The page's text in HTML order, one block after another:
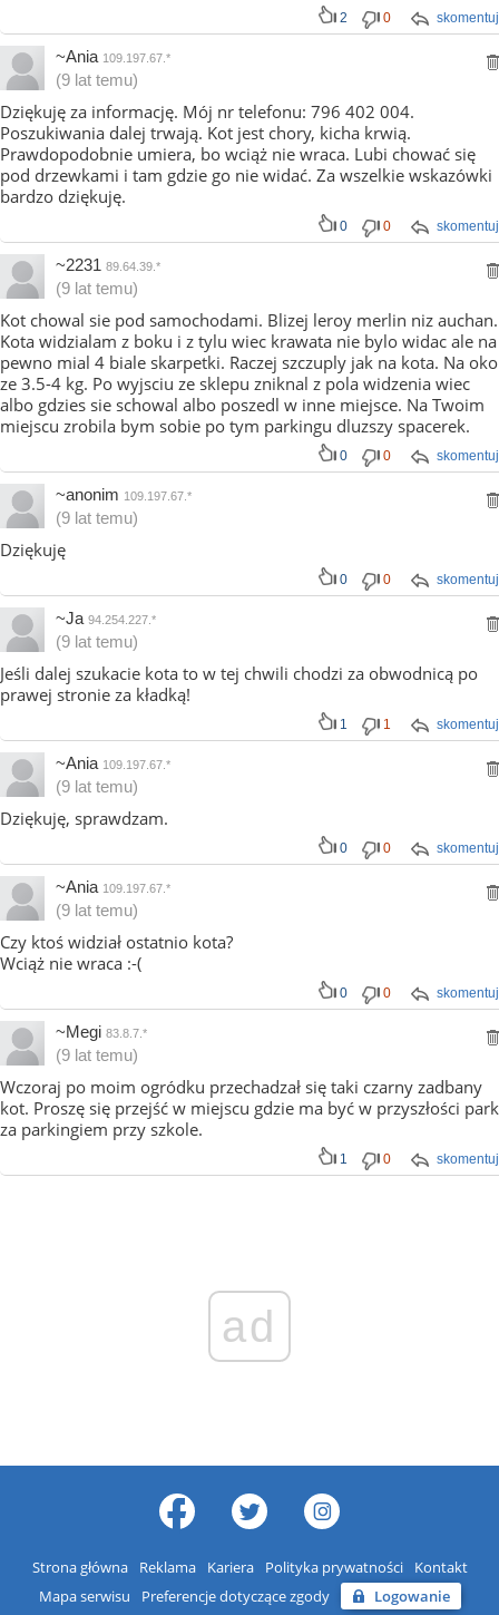
skomentuj
2 0
~Ania 109.197.67.*
(9 lat temu)
Dziękuję za informację. Mój nr telefonu: 796 402 004.
Poszukiwania dalej trwają. Kot jest chory, kicha krwią.
Prawdopodobnie umiera, bo wciąż nie wraca. Lubi chować się
pod drzewkami i tam gdzie go nie widać. Za wszelkie wskazówki
bardzo dziękuję.
skomentuj
0 0
~2231 89.64.39.*
(9 lat temu)
Kot chowal sie pod samochodami. Blizej leroy merlin niz auchan.
Kota widzialam z boku i z tylu wiec krawata nie bylo widac ale na
pewno mial 4 biale skarpetki. Raczej szczuply jak na kota. Na oko
ze 3.5-4 kg. Po wyjsciu ze sklepu zniknal z pola widzenia wiec
albo gdzies sie schowal albo poszedl w inne miejsce. Na Twoim
miejscu zrobila bym sobie po tym parkingu dluzszy spacerek.
skomentuj
0 0
~anonim 109.197.67.*
(9 lat temu)
Dziękuję
skomentuj
0 0
~Ja 94.254.227.*
(9 lat temu)
Jeśli dalej szukacie kota to w tej chwili chodzi za obwodnicą po
prawej stronie za kładką!
skomentuj
1 1
~Ania 109.197.67.*
(9 lat temu)
Dziękuję, sprawdzam.
skomentuj
0 0
~Ania 109.197.67.*
(9 lat temu)
Czy ktoś widział ostatnio kota?
Wciąż nie wraca :-(
skomentuj
0 0
~Megi 83.8.7.*
(9 lat temu)
Wczoraj po moim ogródku przechadzał się taki czarny zadbany
kot. Proszę się przejść w miejscu gdzie ma być w przyszłości park
za parkingiem przy szkole.
skomentuj
1 0
ad
Strona główna Reklama Kariera Polityka prywatności
Kontakt
Mapa serwisu
Preferencje dotyczące zgody Logowanie